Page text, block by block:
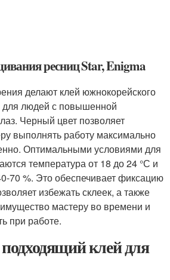
ресниц Star, Enigma
делают клей южнокорейского
людей с повышенной
Черный цвет позволяет
выполнять работу максимально
Оптимальными условиями для
температура от 18 до 24 °С и
70 %. Это обеспечивает фиксацию
избежать склеек, а также
мастеру во времени и
при работе.
клей для